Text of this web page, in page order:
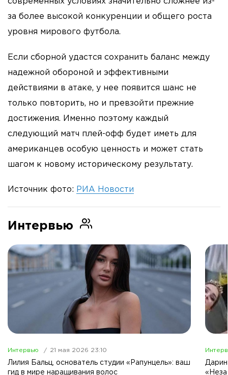
за более высокой конкуренции и общего роста
уровня мирового футбола.
Если сборной удастся сохранить баланс между
надежной обороной и эффективными
действиями в атаке, у нее появится шанс не
только повторить, но и превзойти прежние
достижения. Именно поэтому каждый
следующий матч плей-офф будет иметь для
американцев особую ценность и может стать
шагом к новому историческому результату.
Источник фото: РИА Новости
Интервью
Интервью 21 мая 2026 23:10
Лилия Бальц, основатель студии «Рапунцель»: ваш
гид в мире наращивания волос